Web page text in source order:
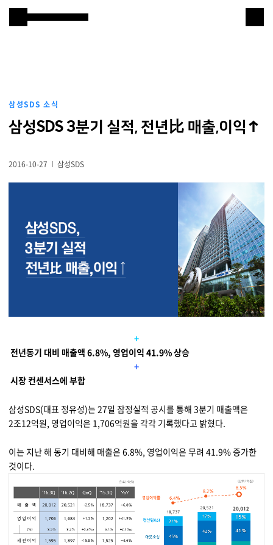
Samsung SDS
디지털 혁신
물류 서비스
물류 소개
디지털 물류 서비스
인사이트
인사이트 리포트
고객사례
회사소개
투자정보
지원
고객 지원
삼성SDS 소식
삼성SDS 3분기 실적, 전년 比 매출,이익↑
2016-10-27 삼성SDS
+
전년동기 대비 매출액 6.8%, 영업이익 41.9% 상승
+
시장 컨센서스에 부합
삼성SDS(대표 정유성)는 27일 잠정실적 공시를 통해 3분기 매출액은
2조12억원, 영업이익은 1,706억원을 각각 기록했다고 밝혔다.
이는 지난 해 동기 대비해 매출은 6.8%, 영업이익은 무려 41.9% 증가한
것이다.